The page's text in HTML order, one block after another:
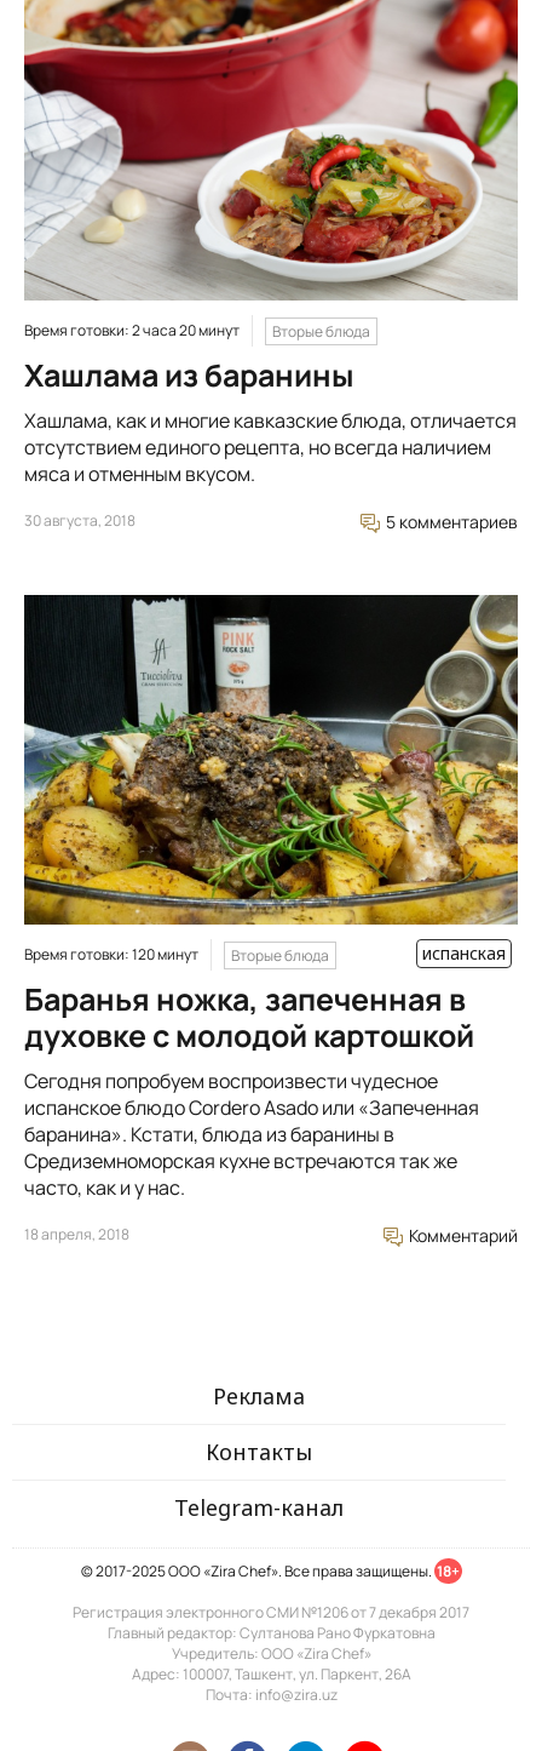
Время готовки: 2 часа 20 минут Вторые блюда
Хашлама из баранины
Хашлама, как и многие кавказские блюда, отличается
отсутствием единого рецепта, но всегда наличием
мяса и отменным вкусом.
30 августа, 2018 5 комментариев
Время готовки: 120 минут Вторые блюда испанская
Баранья ножка, запеченная в
духовке с молодой картошкой
Сегодня попробуем воспроизвести чудесное
испанское блюдо Cordero Asado или «Запеченная
баранина». Кстати, блюда из баранины в
Средиземноморская кухне встречаются так же
часто, как и у нас.
18 апреля, 2018 Комментарий
Реклама
Контакты
Telegram-канал
© 2017-2025 ООО «Zira Chef». Все права защищены. 18+
Регистрация электронного СМИ №1206 от 7 декабря 2017
Главный редактор: Султанова Рано Фуркатовна
Учредитель: ООО «Zira Chef»
Адрес: 100007, Ташкент, ул. Паркент, 26А
Почта: info@zira.uz